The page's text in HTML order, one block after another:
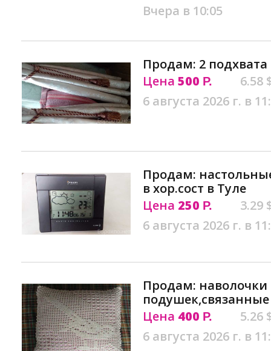
Вчера в 10:05
Продам: 2
Цена 500 Р.
6.58
6 августа 2026 г. в
Продам:
в хор.сост в Туле
Цена 250 Р.
3.29
6 августа 2026 г. в
Продам: наволочки
Цена 400 Р.
5.26
6 августа 2026 г. в